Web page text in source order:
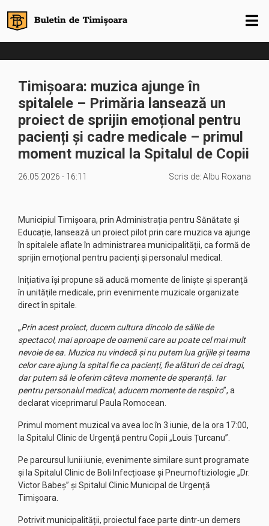
Timișoara: muzica ajunge în
spitalele – Primăria lansează un
proiect de sprijin emoțional pentru
pacienți și cadre medicale – primul
moment muzical la Spitalul de Copii
26.05.2026 - 16:11 Scris de: Albu Roxana
Municipiul Timișoara, prin Administrația pentru Sănătate și
Educație, lansează un proiect pilot prin care muzica va ajunge
în spitalele aflate în administrarea municipalității, ca formă de
sprijin emoțional pentru pacienți și personalul medical.
Inițiativa își propune să aducă momente de liniște și speranță
în unitățile medicale, prin evenimente muzicale organizate
direct în spitale.
„Prin acest proiect, ducem cultura dincolo de sălile de
spectacol, mai aproape de oamenii care au poate cel mai mult
nevoie de ea. Muzica nu vindecă și nu putem lua grijile și teama
celor care ajung la spital fie ca pacienți, fie alături de cei dragi,
dar putem să le oferim câteva momente de speranță. Iar
pentru personalul medical, aducem momente de respiro”, a
declarat viceprimarul Paula Romocean.
Primul moment muzical va avea loc în 3 iunie, de la ora 17:00,
la Spitalul Clinic de Urgență pentru Copii „Louis Țurcanu”.
Pe parcursul lunii iunie, evenimente similare sunt programate
și la Spitalul Clinic de Boli Infecțioase și Pneumoftiziologie „Dr.
Victor Babeș” și Spitalul Clinic Municipal de Urgență
Timișoara.
Potrivit municipalității, proiectul face parte dintr-un demers